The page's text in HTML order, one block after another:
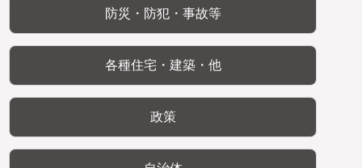
防災・防犯・事故等
各種住宅・建築・他
政策